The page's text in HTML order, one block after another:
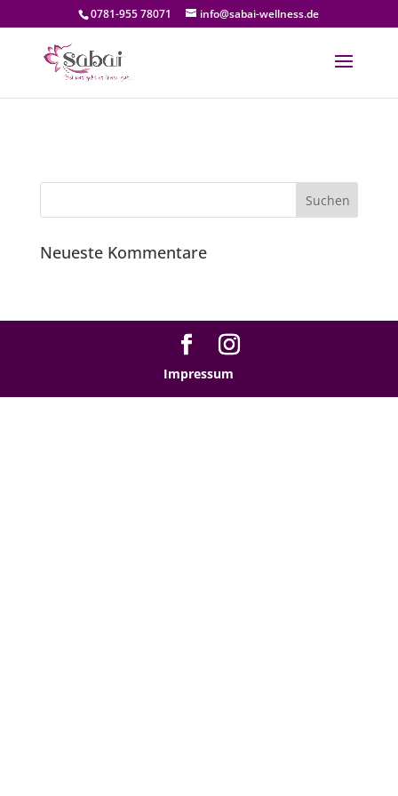
0781-955 78071 info@sabai-wellness.de
Neueste Kommentare
Impressum